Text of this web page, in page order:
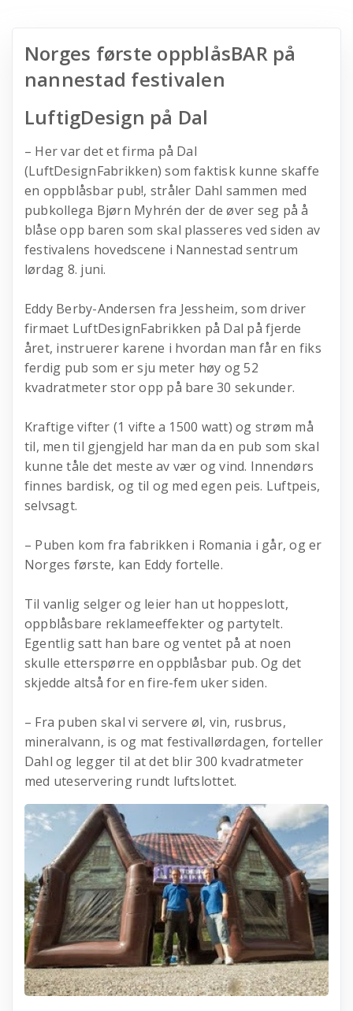
Norges første oppblåsBAR på
nannestad festivalen
LuftigDesign på Dal
– Her var det et firma på Dal
(LuftDesignFabrikken) som faktisk kunne skaffe
en oppblåsbar pub!, stråler Dahl sammen med
pubkollega Bjørn Myhrén der de øver seg på å
blåse opp baren som skal plasseres ved siden av
festivalens hovedscene i Nannestad sentrum
lørdag 8. juni.
Eddy Berby-Andersen fra Jessheim, som driver
firmaet LuftDesignFabrikken på Dal på fjerde
året, instruerer karene i hvordan man får en fiks
ferdig pub som er sju meter høy og 52
kvadratmeter stor opp på bare 30 sekunder.
Kraftige vifter (1 vifte a 1500 watt) og strøm må
til, men til gjengjeld har man da en pub som skal
kunne tåle det meste av vær og vind. Innendørs
finnes bardisk, og til og med egen peis. Luftpeis,
selvsagt.
– Puben kom fra fabrikken i Romania i går, og er
Norges første, kan Eddy fortelle.
Til vanlig selger og leier han ut hoppeslott,
oppblåsbare reklameeffekter og partytelt.
Egentlig satt han bare og ventet på at noen
skulle etterspørre en oppblåsbar pub. Og det
skjedde altså for en fire-fem uker siden.
– Fra puben skal vi servere øl, vin, rusbrus,
mineralvann, is og mat festivallørdagen, forteller
Dahl og legger til at det blir 300 kvadratmeter
med uteservering rundt luftslottet.